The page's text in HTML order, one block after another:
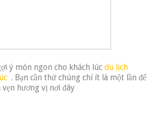
ý món ngon cho khách lúc du lịch
. Bạn cần thử chúng chí ít là một lần để
vẹn hương vị nơi đây